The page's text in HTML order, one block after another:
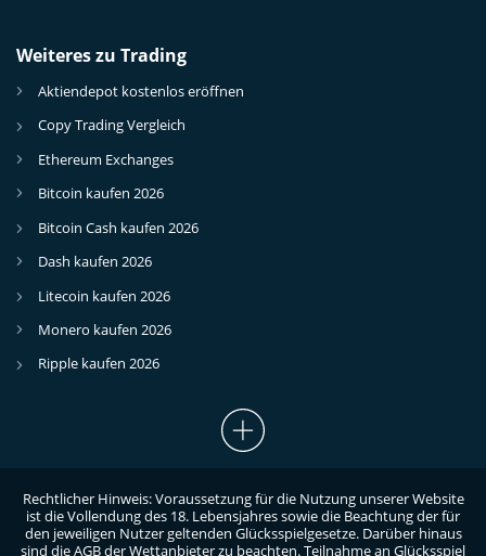
Weiteres zu Trading
Aktiendepot kostenlos eröffnen
Copy Trading Vergleich
Ethereum Exchanges
Bitcoin kaufen 2026
Bitcoin Cash kaufen 2026
Dash kaufen 2026
Litecoin kaufen 2026
Monero kaufen 2026
Ripple kaufen 2026
Rechtlicher Hinweis: Voraussetzung für die Nutzung unserer Website
ist die Vollendung des 18. Lebensjahres sowie die Beachtung der für
den jeweiligen Nutzer geltenden Glücksspielgesetze. Darüber hinaus
sind die AGB der Wettanbieter zu beachten. Teilnahme an Glücksspiel